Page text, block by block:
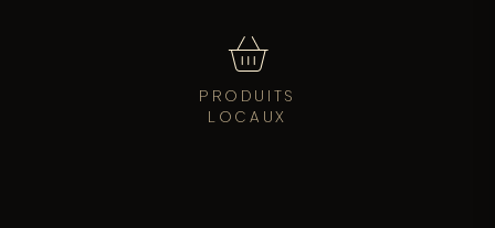
PRODUITS
LOCAUX